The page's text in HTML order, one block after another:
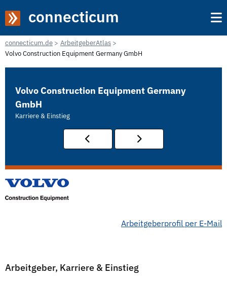
connecticum
connecticum.de
ArbeitgeberAtlas
Volvo Construction Equipment Germany GmbH
Volvo Construction Equipment Germany
GmbH
Karriere & Einstieg
Arbeitgeberprofil per E-Mail
Arbeitgeber, Karriere & Einstieg